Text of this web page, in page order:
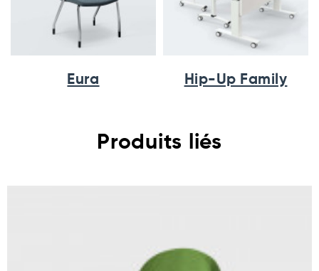
Eura Hip-Up Family
Produits liés